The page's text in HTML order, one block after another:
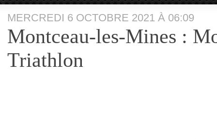
MERCREDI 6 OCTOBRE 2021 À 06:09
Montceau-les-Mines :
Triathlon